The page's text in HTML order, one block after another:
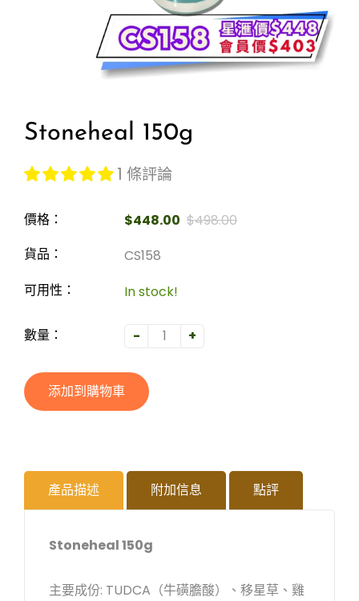
Stoneheal 150g
1 條評論
價格： $448.00 $498.00
貨品： CS158
可用性： In stock!
數量： - +
添加到購物車
產品描述 附加信息 點評
Stoneheal 150g
主要成份: TUDCA（牛磺膽酸）、移星草、雞